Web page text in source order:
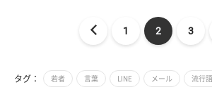
1 2 3
タグ： 若者 言葉 LINE メール 流行語